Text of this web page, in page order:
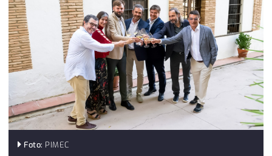
medi ambient
opinió
política
promo serveis
reportatge
calendari
Foto: PIMEC